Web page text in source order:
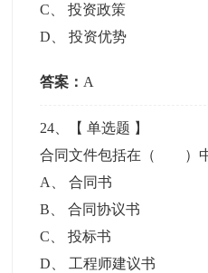
C 、投资政策
D 、投资优势
答案： A
24 、【单选题 】
合同文件包括在（ ）中
A
、合同书
B 、合同协议书
C 、投标书
D
工程师建议书